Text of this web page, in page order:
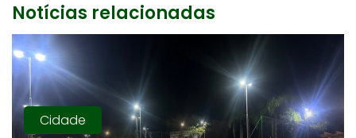
Notícias relacionadas
Cidade